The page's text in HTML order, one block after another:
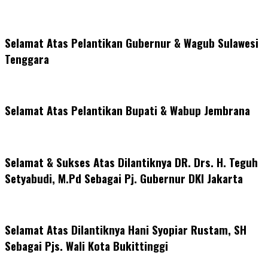
Selamat Atas Pelantikan Gubernur & Wagub Sulawesi
Tenggara
Selamat Atas Pelantikan Bupati & Wabup Jembrana
Selamat & Sukses Atas Dilantiknya DR. Drs. H. Teguh
Setyabudi, M.Pd Sebagai Pj. Gubernur DKI Jakarta
Selamat Atas Dilantiknya Hani Syopiar Rustam, SH
Sebagai Pjs. Wali Kota Bukittinggi